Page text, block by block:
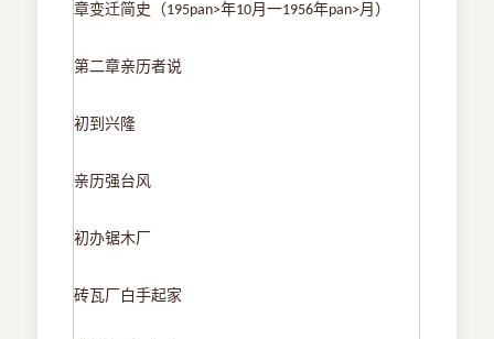
章变迁简史（195pan>年10月一1956年pan>月）
第二章亲历者说
初到兴隆
亲历强台风
初办锯木厂
砖瓦厂白手起家